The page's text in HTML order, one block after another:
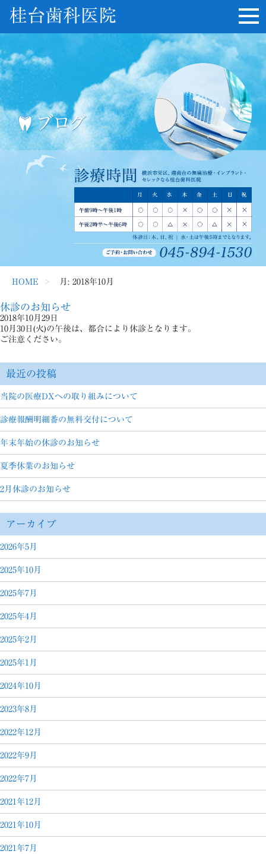
桂台歯科医院
HOME 月: 2018年10月
休診のお知らせ
2018年10月29日
10月30日(火)の午後は、都合により休診となります。
ご注意ください。
最近の投稿
当院の医療DXへの取り組みについて
診療報酬明細番の無料交付について
年末年始の休診のお知らせ
夏季休業のお知らせ
2月休診のお知らせ
アーカイブ
2026年5月
2025年10月
2025年7月
2025年4月
2025年2月
2025年1月
2024年10月
2023年8月
2022年12月
2022年9月
2022年7月
2021年12月
2021年10月
2021年7月